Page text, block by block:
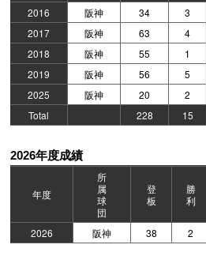
2016 阪神 34 3
2017
阪神 63 4
2018
阪神 55 1
2019
阪神 56 5
2025
阪神 20 2
Total
228 15
2026年度成績
年度
所
属
球
団
登
板
勝
利
2026 阪神 38 2